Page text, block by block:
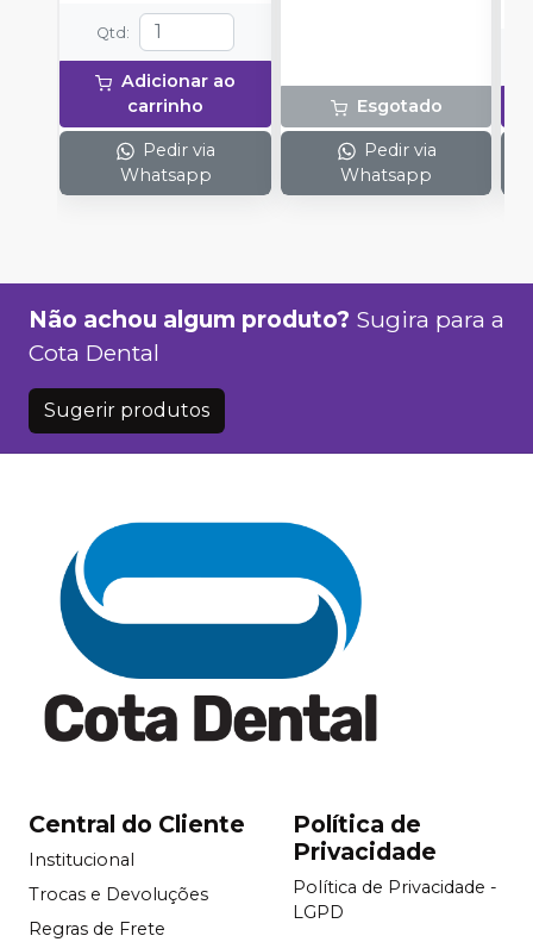
Qtd :
Adicionar ao
carrinho
Pedir via
Whatsapp
Esgotado
Pedir via
Whatsapp
Não achou algum produto? Sugira para a
Cota Dental
Sugerir produtos
Central do Cliente
Institucional
Trocas e Devoluções
Regras de Frete
Política de
Privacidade
Política de Privacidade -
LGPD